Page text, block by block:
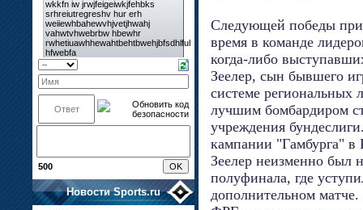
500
НовостиSports.ru
Следующей победы
время в команде
когда-либо
Зеелер, сын бывшего
системе региональных
лучшим бомбардиром
учреждения
кампании "Гамбурга" в
Зеелер неизменно был
полуфинала, где
дополнительном